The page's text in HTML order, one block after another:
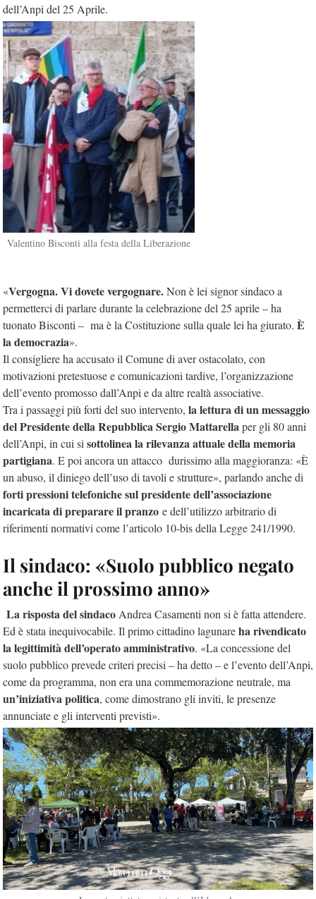
dell’Anpi del 25 Aprile.
Valentino Bisconti alla festa della Liberazione
«Vergogna. Vi dovete vergognare.Non è lei signor sindaco a
permetterci di parlare durante la celebrazione del 25 aprile – ha
tuonato Bisconti – ma è la Costituzione sulla quale lei ha giurato. È
la democrazia».
Il consigliere ha accusato il Comune di aver ostacolato, con
motivazioni pretestuose e comunicazioni tardive, l’organizzazione
dell’evento promosso dall’Anpi e da altre realtà associative.
Tra i passaggi più forti del suo intervento, la lettura di un messaggio
del Presidente della Repubblica Sergio Mattarellaper gli 80 anni
dell’Anpi, in cui si sottolinea la rilevanza attuale della memoria
partigiana. E poi ancora un attacco durissimo alla maggioranza: «È
un abuso, il diniego dell’uso di tavoli e strutture», parlando anche di
forti pressioni telefoniche sul presidente dell’associazione
incaricata di preparare il pranzo e dell’utilizzo arbitrario di
riferimenti normativi come l’articolo 10-bis della Legge 241/1990.
Il sindaco: «Suolo pubblico negato
anche il prossimo anno»
La risposta del sindaco Andrea Casamenti non si è fatta attendere.
Ed è stata inequivocabile. Il primo cittadino lagunareha rivendicato
la legittimità dell’operato amministrativo. «La concessione del
suolo pubblico prevede criteri precisi – ha detto – e l’evento dell’Anpi,
come da programma, non era una commemorazione neutrale, ma
un’iniziativa politica, come dimostrano gli inviti, le presenze
annunciate e gli interventi previsti».